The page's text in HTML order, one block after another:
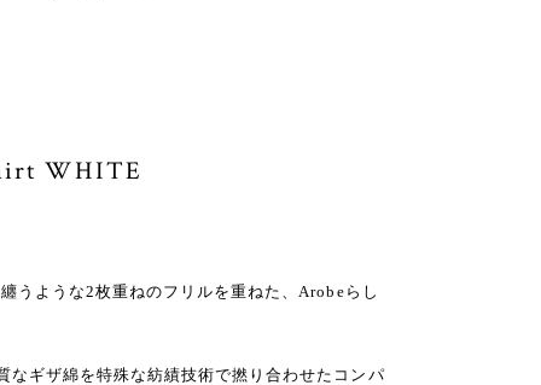
WHITE
うような2枚重ねのフリルを重ねた、Arobeらし
なギザ綿を特殊な紡績技術で撚り合わせたコンパ